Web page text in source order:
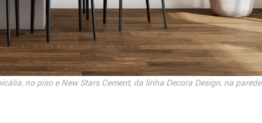
no piso e New Stars Cement, da linha Decora Design, na parede